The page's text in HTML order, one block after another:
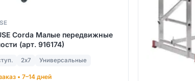
Corda Малые передвижные
(арт. 916174)
2х7 Универсальные
• 7–14 дней